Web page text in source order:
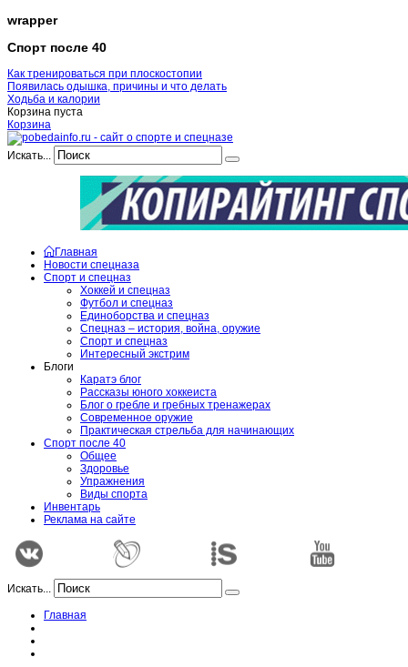
wrapper
Спорт после 40
Как тренироваться при плоскостопии
Появилась одышка, причины и что делать
Ходьба и калории
Корзина пуста
Корзина
Искать...
Главная
Новости спецназа
Спорт и спецназ
Хоккей и спецназ
Футбол и спецназ
Единоборства и спецназ
Спецназ – история, война, оружие
Спорт и спецназ
Интересный экстрим
Блоги
Каратэ блог
Рассказы юного хоккеиста
Блог о гребле и гребных тренажерах
Современное оружие
Практическая стрельба для начинающих
Спорт после 40
Общее
Здоровье
Упражнения
Виды спорта
Инвентарь
Реклама на сайте
Искать...
Главная